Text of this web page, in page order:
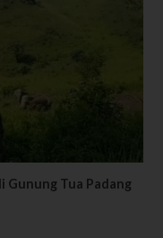
Gunung Tua Padang